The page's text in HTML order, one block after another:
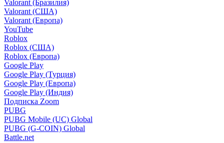
Valorant (Бразилия)
Valorant (США)
Valorant (Европа)
YouTube
Roblox
Roblox (США)
Roblox (Европа)
Google Play
Google Play (Турция)
Google Play (Европа)
Google Play (Индия)
Подписка Zoom
PUBG
PUBG Mobile (UC) Global
PUBG (G-COIN) Global
Battle.net